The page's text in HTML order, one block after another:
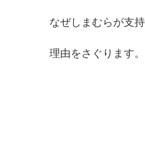
なぜしまむらが支
理由をさぐります。